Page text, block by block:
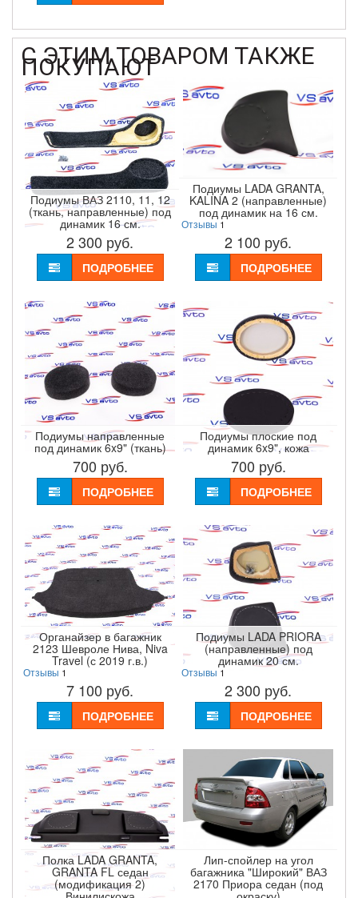
С ЭТИМ ТОВАРОМ ТАКЖЕ
ПОКУПАЮТ
Подиумы ВАЗ 2110, 11, 12
(ткань, направленные) под
динамик 16 см.
2 300 руб.
ПОДРОБНЕЕ
Подиумы LADA GRANTA,
KALINA 2 (направленные)
под динамик на 16 см.
Отзывы 1
2 100 руб.
ПОДРОБНЕЕ
Подиумы направленные
под динамик 6x9" (ткань)
700 руб.
ПОДРОБНЕЕ
Подиумы плоские под
динамик 6x9", кожа
700 руб.
ПОДРОБНЕЕ
Органайзер в багажник
2123 Шевроле Нива, Niva
Travel (с 2019 г.в.)
Отзывы 1
7 100 руб.
ПОДРОБНЕЕ
Подиумы LADA PRIORA
(направленные) под
динамик 20 см.
Отзывы 1
2 300 руб.
ПОДРОБНЕЕ
Полка LADA GRANTA,
GRANTA FL седан
(модификация 2)
Лип-спойлер на угол
багажника "Широкий" ВАЗ
2170 Приора седан (под